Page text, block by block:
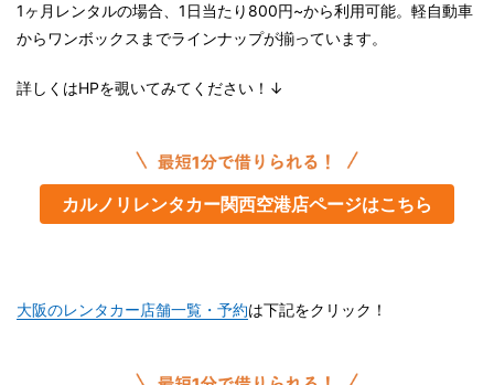
1ヶ月レンタルの場合、1日当たり800円~から利用可能。軽自動車
からワンボックスまでラインナップが揃っています。
詳しくはHPを覗いてみてください！↓
カルノリレンタカー関西空港店ページはこちら
大阪のレンタカー店舗一覧・予約は下記をクリック！